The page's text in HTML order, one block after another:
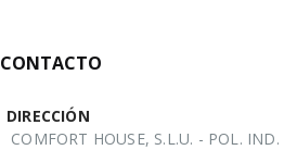
DIRECCIÓN
COMFORT HOUSE, S.L.U. - POL.